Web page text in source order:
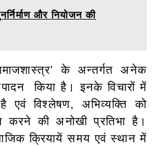
और नियोजन की
के अन्तर्गत अनेक
किया है। इनके विचारों में
है एवं विश्लेषण, अभिव्यक्ति को
करने की अनोखी प्रतिभा है।
क्रियायें समय एवं स्थान में